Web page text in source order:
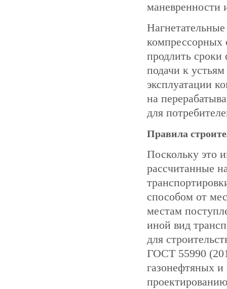
маневренности
компрессорных
продлить
подачи к
эксплуатации
на
для
Правила
Поскольку это
рассчитанные
способом от
местам
иной вид
для
ГОСТ 55990
газонефтяных